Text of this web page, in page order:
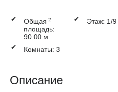
✔
Общая
площадь:
90.00 м
2 ✔ Этаж: 1/9
✔
Комнаты: 3
Описание